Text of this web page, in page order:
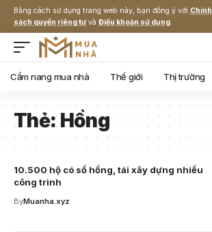
Bằng cách sử dụng trang web này, bạn đồng ý với Chính
sách quyền riêng tư và Điều khoản sử dụng.
Cẩm nang mua nhà Thế giới Thị trường
Thẻ:Hồng
10.500 hộ có sổ hồng, tái xây dựng nhiều
công trình
ByMuanha.xyz